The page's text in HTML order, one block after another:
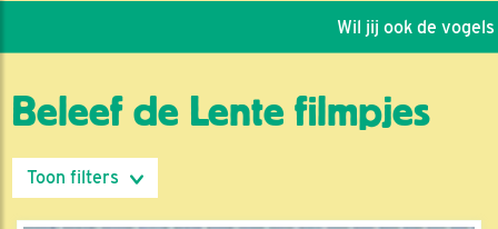
Wil jij ook de vogels
Beleef de Lente filmpjes